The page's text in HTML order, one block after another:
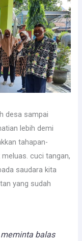
desa sampai
lebih demi
tahapan-
cuci tangan,
saudara kita
yang sudah
balas